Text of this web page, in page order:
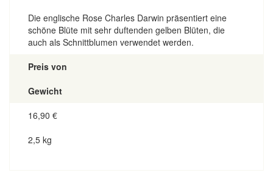
Die englische Rose Charles Darwin präsentiert eine
schöne Blüte mit sehr duftenden gelben Blüten, die
auch als Schnittblumen verwendet werden.
Preis von
Gewicht
16,90 €
2,5 kg